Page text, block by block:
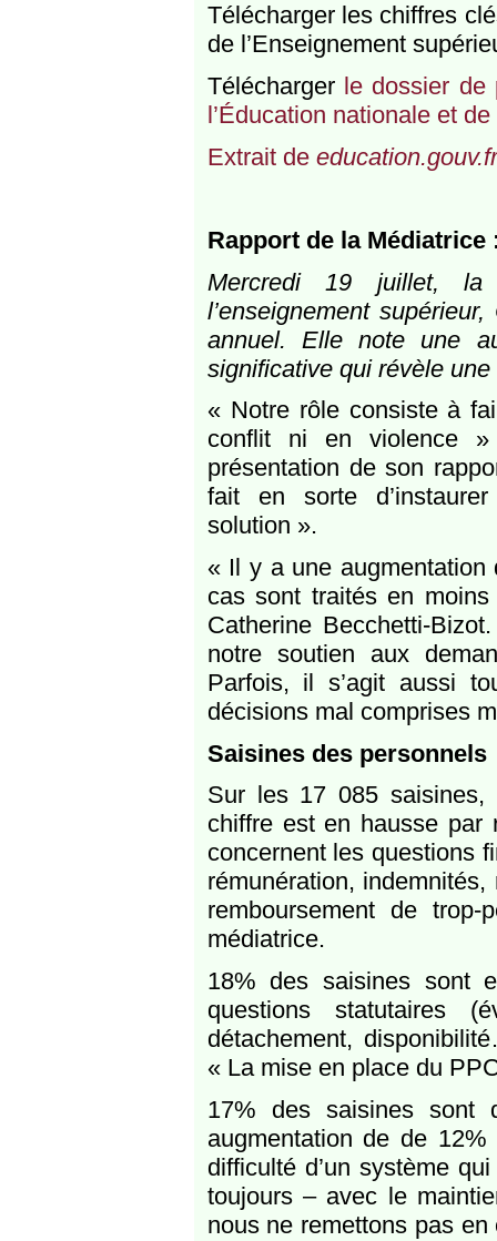
Télécharger les chiffres
de l’Enseignement
Télécharger le dossier de
l’Éducation nationale et
Extrait de education.gouv.fr
Rapport de la
Mercredi 19 juillet, la
l’enseignement
annuel. Elle note une
significative qui révèle
« Notre rôle consiste à
conflit ni en violence
présentation de son
fait en sorte
solution ».
« Il y a une
cas sont traités en
Catherine Becchetti-
notre soutien aux
Parfois, il s’agit aussi
décisions mal comprises
Saisines des personnels
Sur les 17 085 saisines,
chiffre est en hausse par
concernent les questions
rémunération,
remboursement de
médiatrice.
18% des saisines sont
questions statutaires
détachement,
« La mise en place du
17% des saisines sont
augmentation de de
difficulté d’un système
toujours – avec le
nous ne remettons pas